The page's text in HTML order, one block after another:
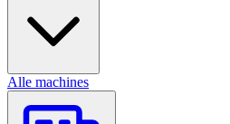
Alle machines